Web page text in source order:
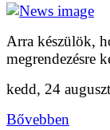
Arra készülök,
megrendezésre
kedd, 24
Bővebben